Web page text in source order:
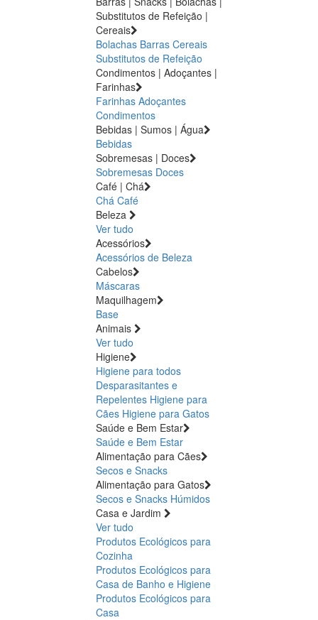
Substitutos de Refeição |
Cereais
Bolachas Barras Cereais
Substitutos de Refeição
Condimentos | Adoçantes |
Farinhas
Farinhas Adoçantes
Condimentos
Bebidas | Sumos | Água
Bebidas
Sobremesas | Doces
Sobremesas Doces
Café | Chá
Chá Café
Beleza
Ver tudo
Acessórios
Acessórios de Beleza
Cabelos
Máscaras
Maquilhagem
Base
Animais
Ver tudo
Higiene
Higiene para todos
Desparasitantes e
Repelentes Higiene para
Cães Higiene para Gatos
Saúde e Bem Estar
Saúde e Bem Estar
Alimentação para Cães
Secos e Snacks
Alimentação para Gatos
Secos e Snacks Húmidos
Casa e Jardim
Ver tudo
Produtos Ecológicos para
Cozinha
Produtos Ecológicos para
Casa de Banho e Higiene
Produtos Ecológicos para
Casa